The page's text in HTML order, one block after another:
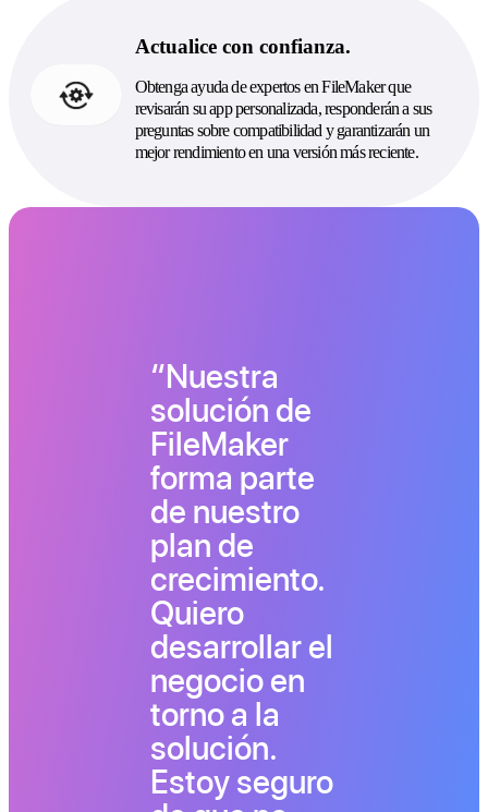
Actualice con confianza.
Obtenga ayuda de expertos en FileMaker que
revisarán su app personalizada, responderán a sus
preguntas sobre compatibilidad y garantizarán un
mejor rendimiento en una versión más reciente.
Nuestra
solución de
FileMaker
forma parte
de nuestro
plan de
crecimiento.
Quiero
desarrollar el
negocio en
torno a la
solución.
Estoy seguro